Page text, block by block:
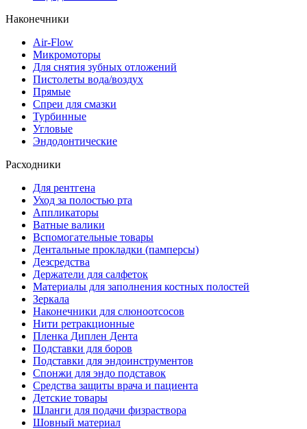
Наконечники
Air-Flow
Микромоторы
Для снятия зубных отложений
Пистолеты вода/воздух
Прямые
Спреи для смазки
Турбинные
Угловые
Эндодонтические
Расходники
Для рентгена
Уход за полостью рта
Аппликаторы
Ватные валики
Вспомогательные товары
Дентальные прокладки (памперсы)
Дезсредства
Держатели для салфеток
Материалы для заполнения костных полостей
Зеркала
Наконечники для слюноотсосов
Нити ретракционные
Пленка Диплен Дента
Подставки для боров
Подставки для эндоинструментов
Спонжи для эндо подставок
Средства защиты врача и пациента
Детские товары
Шланги для подачи физраствора
Шовный материал